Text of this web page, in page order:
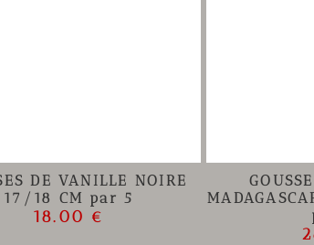
DE VANILLE NOIRE
17/18 CM par 5
18.00 €